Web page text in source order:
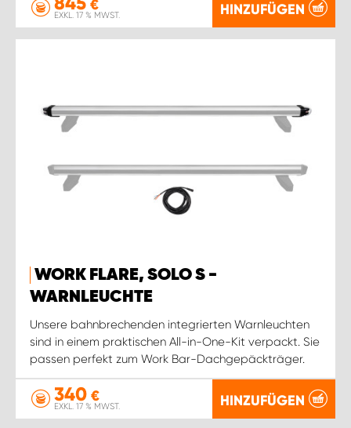
€
EXKL. 17 % MWST. HINZUFÜGEN
WORK FLARE, SOLO S -
WARNLEUCHTE
Unsere bahnbrechenden integrierten Warnleuchten
sind in einem praktischen All-in-One-Kit verpackt. Sie
passen perfekt zum Work Bar-Dachgepäckträger.
340 €
EXKL. 17 % MWST. HINZUFÜGEN